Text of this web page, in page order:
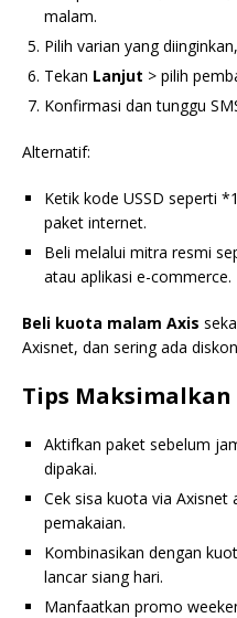
malam.
Pilih varian yang
Tekan Lanjut > pilih
Konfirmasi dan tunggu
Alternatif:
Ketik kode USSD seperti
paket internet.
Beli melalui mitra resmi
atau aplikasi e-commerce.
Beli kuota malam Axis
Axisnet, dan sering ada
Tips
Aktifkan paket sebelum
dipakai.
Cek sisa kuota via
pemakaian.
Kombinasikan dengan
lancar siang hari.
Manfaatkan promo